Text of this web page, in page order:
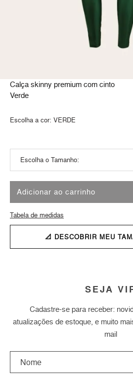
Calça skinny premium com cinto
Verde
Escolha a cor: VERDE
Adicionar ao carrinho
Tabela de medidas
📐 DESCOBRIR MEU
SEJA
Cadastre-se para receber:
atualizações de estoque, e muito
mail